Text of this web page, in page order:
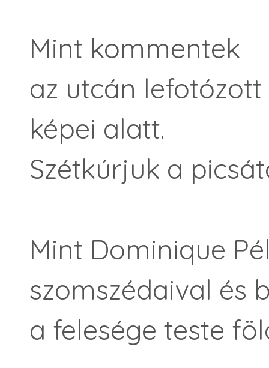
Mint kommentek
az utcán
képei alatt.
Szétkúrjuk a
Mint Dominique
szomszédaival és
a felesége teste